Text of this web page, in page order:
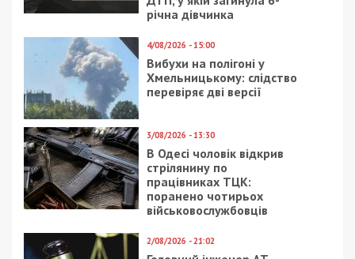
Следующая статья:
Ушел из жизни бывший заместитель
губернатора Днепропетровщины
ГРОШІ
4/11/2021 - 16:30
В Днепре за 10
19/05/2026 - 13:30
На Закарпатті викрили